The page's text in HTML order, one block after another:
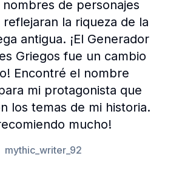
nombres de personajes
reflejaran la riqueza de la
antigua. ¡El Generador
Griegos fue un cambio
Encontré el nombre
mi protagonista que
los temas de mi historia.
mucho!
mythic_writer_92